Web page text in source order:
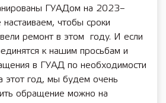
ГУАДом на 2023–
чтобы сроки
ремонт в этом году. И если
к нашим просьбам и
в ГУАД по необходимости
этот год, мы будем очень
обращение можно на